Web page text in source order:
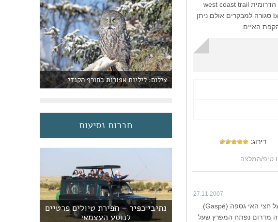
(המסלול היפה ביותר נמצא למעשה מחוץ לפארק, מקיף את ucuelet. היחידה הדרומית west coast trail
נגישה הרבה פחות – שהו טרק של כ 80 ק"מ. היחידה השלישית broken islands סגורה למבקרים אולם ניתן
האיים.
דירוג:
טיפ/המלצה
27.11.2007
העיירה הקטנה פרסה (Percé) נמצאת בקצה המזרחי של חבל קוויבק בקנדה, על חצי האי גספה (Gaspé).
מדרום נפתח המפרץ שעל
צילום: ליליות אפורות בחורף הקנדי
חברות נסיעות
נתיבי כפיר – תפירת טיולים פרטיים
לנוסע העצמאי